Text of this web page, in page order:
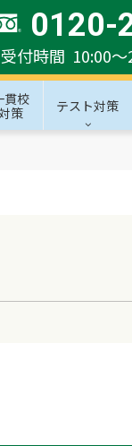
0120-
受付時間 10:00
貫校
策
テスト対策